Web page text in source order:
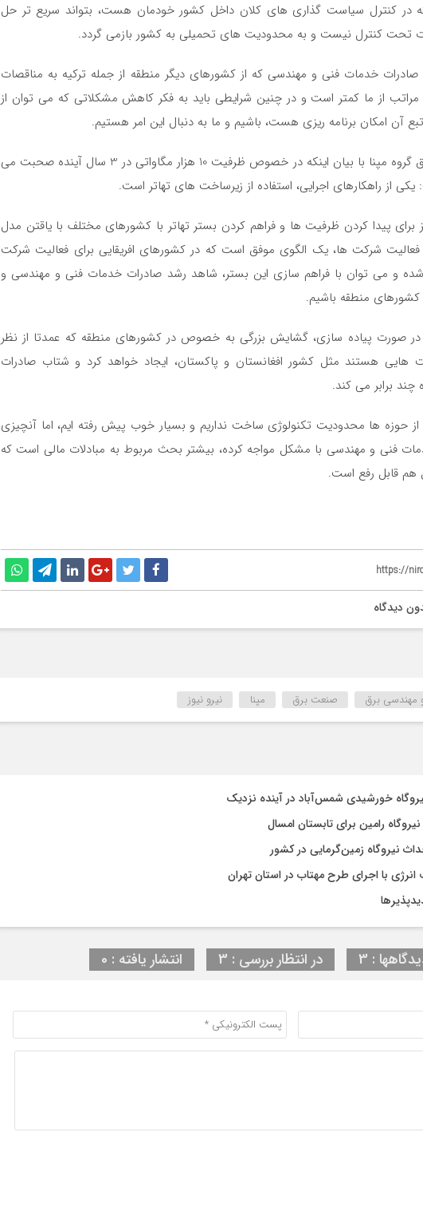
در کنترل سیاست گذاری های کلان داخل کشور خودمان هست، بتواند سریع تر حل
تحت کنترل نیست و به محدودیت های تحمیلی به کشور بازمی گردد.
خدمات فنی و مهندسی که از کشورهای دیگر منطقه از جمله ترکیه به مناقصات
مراتب از ما کمتر است و در چنین شرایطی باید به فکر کاهش مشکلاتی که می توان از
آن امکان برنامه ریزی هست، باشیم و ما به دنبال این امر هستیم.
معاون بازاریابی و فروش بخش برق گروه مپنا با بیان اینکه در خصوص ظرفیت 10 هزار مگاواتی در 3 سال آینده صحبت می
از راهکارهای اجرایی، استفاده از زیرساخت های تهاتر است.
پیدا کردن ظرفیت ها و فراهم کردن بستر تهاتر با کشورهای مختلف با یاقتن مدل
شرکت ها، یک الگوی موفق است که در کشورهای افریقایی برای فعالیت شرکت
و می توان با فراهم سازی این بستر، شاهد رشد صادرات خدمات فنی و مهندسی و
منطقه باشیم.
صورت پیاده سازی، گشایش بزرگی به خصوص در کشورهای منطقه که عمدتا از نظر
هایی هستند مثل کشور افغانستان و پاکستان، ایجاد خواهد کرد و شتاب صادرات
برابر می کند.
از حوزه ها محدودیت تکنولوژی ساخت نداریم و بسیار خوب پیش رفته ایم، اما آنچیزی
فنی و مهندسی با مشکل مواجه کرده، بیشتر بحث مربوط به مبادلات مالی است که
هم قابل رفع است.
https://
دیدگاه
مهندسی برق صنعت برق مپنا نیرو نیوز
: 3 در انتظار بررسی : 3 انتشار یافته : 0